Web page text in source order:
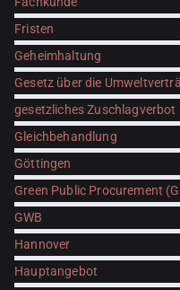
Fristen
Geheimhaltung
Gesetz über die
gesetzliches Zuschlagverbot
Gleichbehandlung
Göttingen
Green Public Procurement
GWB
Hannover
Hauptangebot